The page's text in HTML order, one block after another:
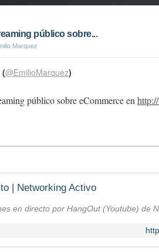
público sobre...
Marquez
público sobre eCommerce en
@EmilioMarquez)
| Networking Activo
en directo por HangOut (Youtube) de